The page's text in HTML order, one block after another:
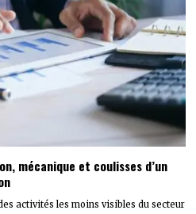
mécanique et coulisses d’un
activités les moins visibles du secteur